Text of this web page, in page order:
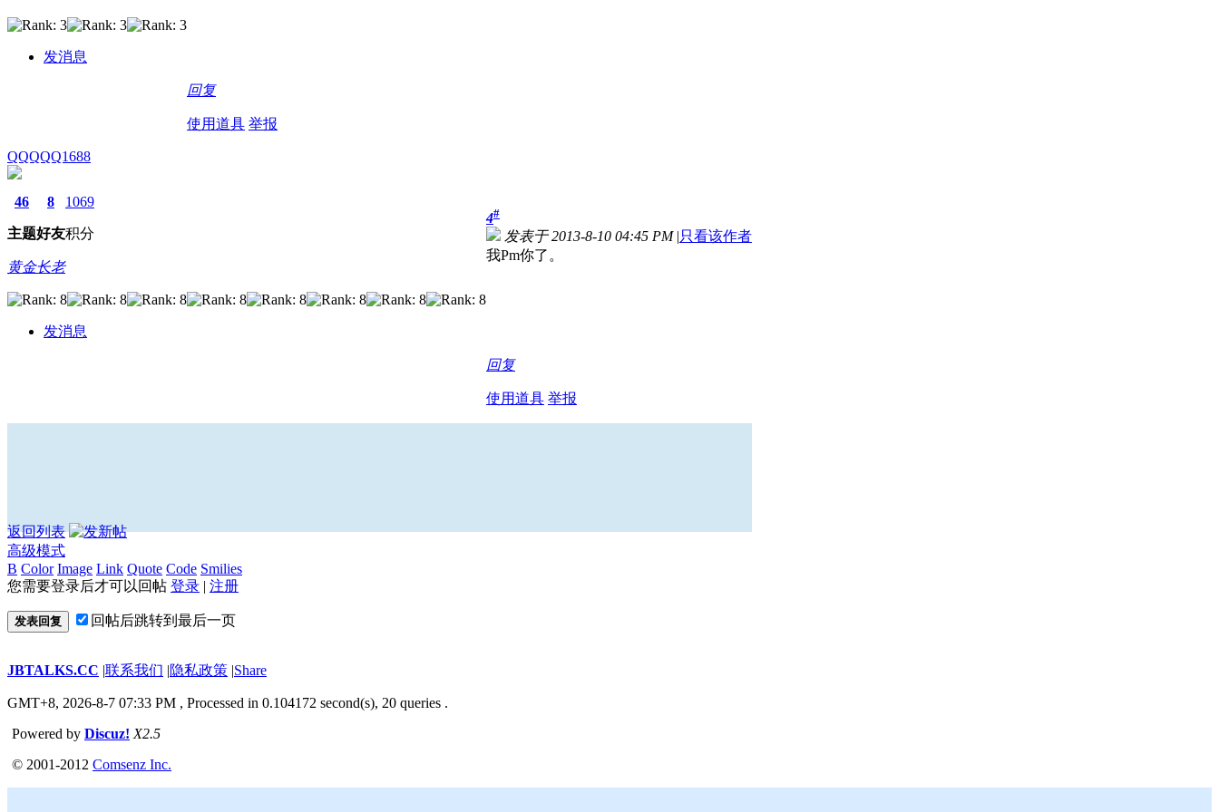
发消息
回复
使用道具 举报
QQQQQ1688
46
主题
8
好友
1069
积分
黄金长老
发消息
4#
发表于 2013-8-10 04:45 PM |只看该作者
我Pm你了。
回复
使用道具 举报
返回列表
高级模式
B Color Image Link Quote Code Smilies
您需要登录后才可以回帖 登录 | 注册
发表回复 回帖后跳转到最后一页
JBTALKS.CC |联系我们 |隐私政策 |Share
GMT+8, 2026-8-7 07:33 PM , Processed in 0.104172 second(s), 20 queries .
Powered by Discuz! X2.5
© 2001-2012 Comsenz Inc.